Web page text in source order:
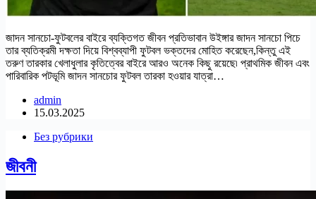
জাদন সানচো-ফুটবলের বাইরে ব্যক্তিগত জীবন প্রতিভাবান উইঙ্গার জাদন সানচো পিচে
তার ব্যতিক্রমী দক্ষতা দিয়ে বিশ্বব্যাপী ফুটবল ভক্তদের মোহিত করেছেন,কিন্তু এই
তরুণ তারকার খেলাধুলার কৃতিত্বের বাইরে আরও অনেক কিছু রয়েছে৷ প্রাথমিক জীবন এবং
পারিবারিক পটভূমি জাদন সানচোর ফুটবল তারকা হওয়ার যাত্রা…
admin
15.03.2025
Без рубрики
জীবনী